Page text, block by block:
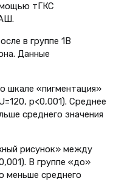
тГКС
в группе 1В
Данные
шкале «пигментация»
p<0,001). Среднее
среднего значения
рисунок» между
В группе «до»
меньше среднего